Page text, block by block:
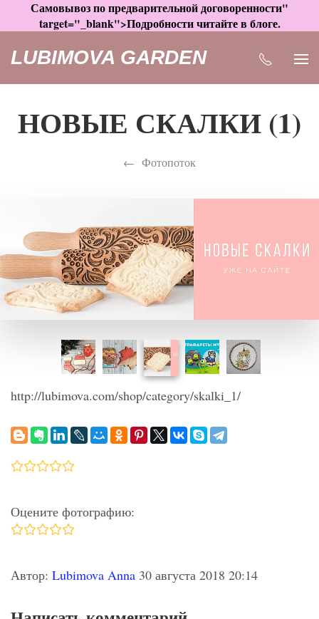
Самовывоз по предварительной договоренности"
target="_blank">Подробности читайте в блоге.
LUBIMOVA GARDEN
НОВЫЕ СКАЛКИ (1)
Фотопоток
http://lubimova.com/shop/category/skalki_1/
Оцените фотографию:
Автор: Lubimova Anna 30 августа 2018 20:14